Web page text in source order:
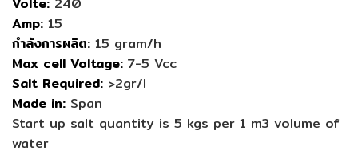
Amp: 15
กำลังการผลิต: 15 gram/h
Max cell Voltage: 7-5 Vcc
Salt Required: >2gr/l
Made in: Span
Start up salt quantity is 5 kgs per 1 m3 volume of
water